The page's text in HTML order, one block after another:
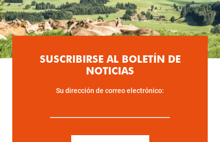
SUSCRIBIRSE AL BOLETÍN DE
NOTICIAS
Su dirección de correo electrónico: